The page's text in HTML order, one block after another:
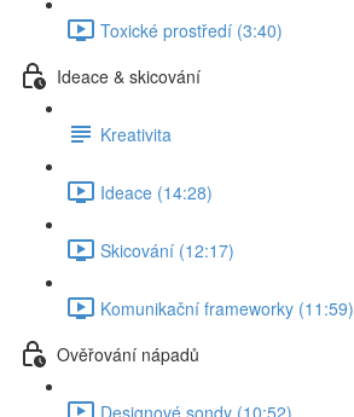
Toxické prostředí (3:40)
Ideace & skicování
Kreativita
Ideace (14:28)
Skicování (12:17)
Komunikační frameworky (11:59)
Ověřování nápadů
Designové sondy (10:52)